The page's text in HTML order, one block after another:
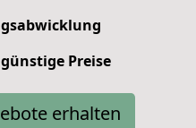
Preise
erhalten